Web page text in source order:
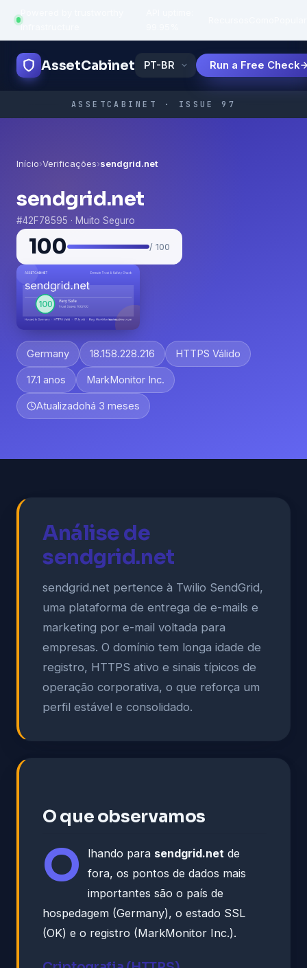
infrastructure
AssetCabinet Run a Free Check
ASSETCABINET · ISSUE 97
Início›Verificações›sendgrid.net
sendgrid.net
#42F78595 · Muito Seguro
100 / 100
Germany 18.158.228.216 HTTPS Válido
17.1 anos MarkMonitor Inc.
Atualizadohá 3 meses
Análise de
sendgrid.net
sendgrid.net pertence à Twilio SendGrid,
uma plataforma de entrega de e-mails e
marketing por e-mail voltada para
empresas. O domínio tem longa idade de
registro, HTTPS ativo e sinais típicos de
operação corporativa, o que reforça um
perfil estável e consolidado.
O que observamos
O lhando para sendgrid.net de
fora, os pontos de dados mais
importantes são o país de
hospedagem (Germany), o estado SSL
(OK) e o registro (MarkMonitor Inc.).